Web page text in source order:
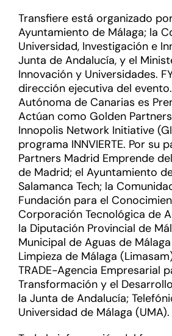
Transfiere está organizado
Ayuntamiento de Málaga; la
Universidad, Investigación e
Junta de Andalucía, y el
Innovación y Universidades.
dirección ejecutiva del
Autónoma de Canarias es
Actúan como Golden
Innopolis Network Initiative
programa INNVIERTE. Por su
Partners Madrid Emprende
de Madrid; el Ayuntamiento
Salamanca Tech; la
Fundación para el
Corporación Tecnológica de
la Diputación Provincial de
Municipal de Aguas de Málaga
Limpieza de Málaga
TRADE-Agencia Empresarial
Transformación y el
la Junta de Andalucía;
Universidad de Málaga (UMA).